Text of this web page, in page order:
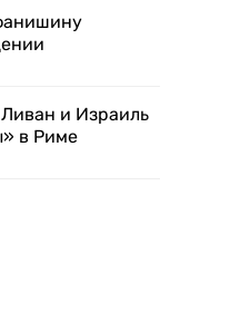
и Израиль
в Риме